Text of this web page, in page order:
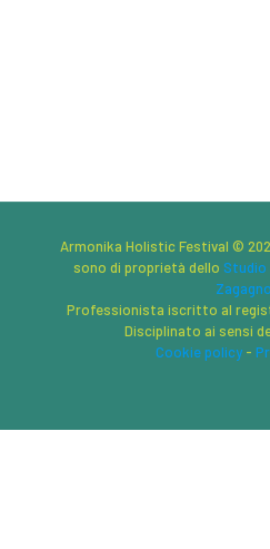
Armonika Holistic Festival ©
sono di proprietà dello Studio
Professionista iscritto al
Disciplinato ai sensi
Cookie policy-